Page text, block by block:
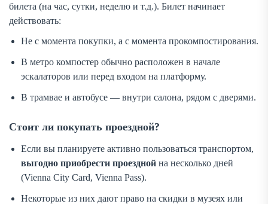
билета (на час, сутки, неделю и т.д.). Билет начинает
действовать:
Не с момента покупки, а с момента прокомпостирования.
В метро компостер обычно расположен в начале
эскалаторов или перед входом на платформу.
В трамвае и автобусе — внутри салона, рядом с дверями.
Стоит ли покупать проездной?
Если вы планируете активно пользоваться транспортом,
выгодно приобрести проездной на несколько дней
(Vienna City Card, Vienna Pass).
Некоторые из них дают право на скидки в музеях или